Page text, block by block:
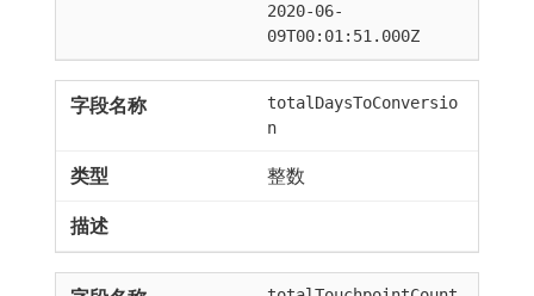
2020-06-
09T00:01:51.000Z
totalDaysToConversio
n
整数